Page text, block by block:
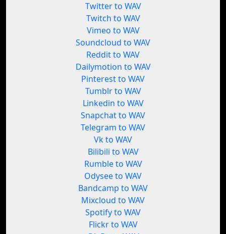
Twitter to WAV
Twitch to WAV
Vimeo to WAV
Soundcloud to WAV
Reddit to WAV
Dailymotion to WAV
Pinterest to WAV
Tumblr to WAV
Linkedin to WAV
Snapchat to WAV
Telegram to WAV
Vk to WAV
Bilibili to WAV
Rumble to WAV
Odysee to WAV
Bandcamp to WAV
Mixcloud to WAV
Spotify to WAV
Flickr to WAV